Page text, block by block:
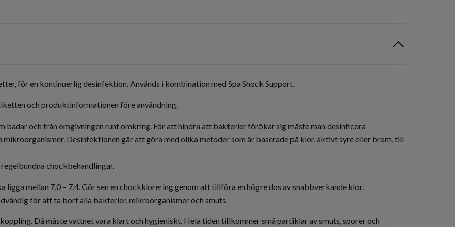
för en kontinuerlig desinfektion. Används i kombination med Spa Shock Support.
och produktinformationen före användning.
badar och från omgivningen runt omkring. För att hindra att bakterier förökar sig måste man desinficera
Desinfektionen går att göra med olika metoder som är baserade på klor, aktivt syre eller brom, till
chockbehandlingar.
mellan 7,0 – 7,4. Gör sen en chockklorering genom att tillföra en högre dos av snabbverkande klor.
för att ta bort alla bakterier, mikroorganismer och smuts.
Då måste vattnet vara klart och hygieniskt. Hela tiden tillkommer små partiklar av smuts, sporer och